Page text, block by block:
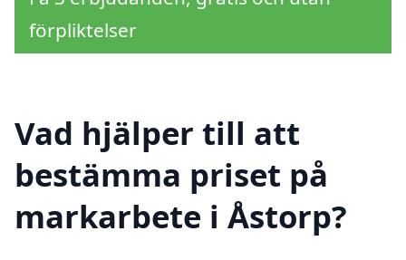
förpliktelser
Vad hjälper till att
bestämma priset på
markarbete i Åstorp?